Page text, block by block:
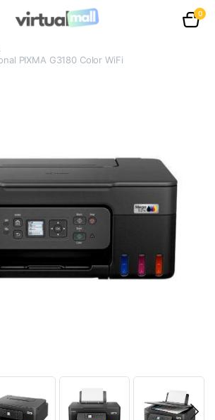
0
PIXMA G3180 Color WiFi